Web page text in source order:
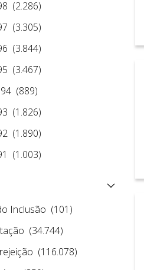
(2.286)
(3.305)
(3.844)
(3.467)
(889)
(1.826)
(1.890)
(1.003)
Inclusão (101)
(34.744)
(116.078)